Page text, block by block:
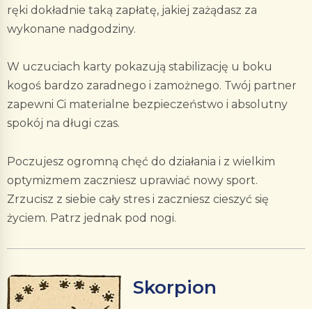
ręki dokładnie taką zapłatę, jakiej zażądasz za
wykonane nadgodziny.
W uczuciach karty pokazują stabilizację u boku
kogoś bardzo zaradnego i zamożnego. Twój partner
zapewni Ci materialne bezpieczeństwo i absolutny
spokój na długi czas.
Poczujesz ogromną chęć do działania i z wielkim
optymizmem zaczniesz uprawiać nowy sport.
Zrzucisz z siebie cały stres i zaczniesz cieszyć się
życiem. Patrz jednak pod nogi.
Skorpion